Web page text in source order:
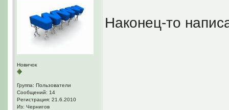
Новичок
Группа: Пользователи
Сообщений: 14
Регистрация: 21.6.2010
Из: Чернигов
Наконец-то